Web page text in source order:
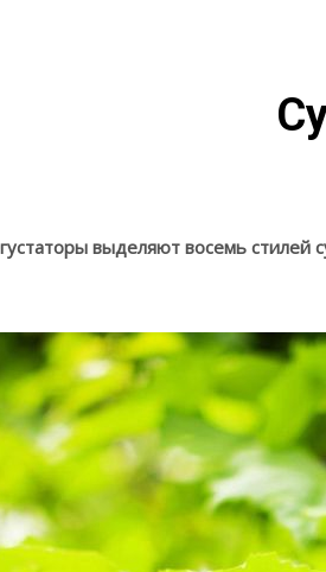
выделяют восемь стилей